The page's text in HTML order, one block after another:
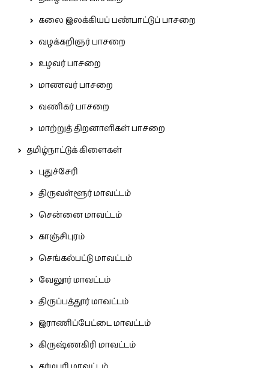
கலை இலக்கியப் பண்பாட்டுப் பாசறை
வழக்கறிஞர் பாசறை
உழவர் பாசறை
மாணவர் பாசறை
வணிகர் பாசறை
மாற்றுத் திறனாளிகள் பாசறை
தமிழ்நாட்டுக் கிளைகள்
புதுச்சேரி
திருவள்ளூர் மாவட்டம்
சென்னை மாவட்டம்
காஞ்சிபுரம்
செங்கல்பட்டு மாவட்டம்
வேலூர் மாவட்டம்
திருப்பத்தூர் மாவட்டம்
இராணிப்பேட்டை மாவட்டம்
கிருஷ்ணகிரி மாவட்டம்